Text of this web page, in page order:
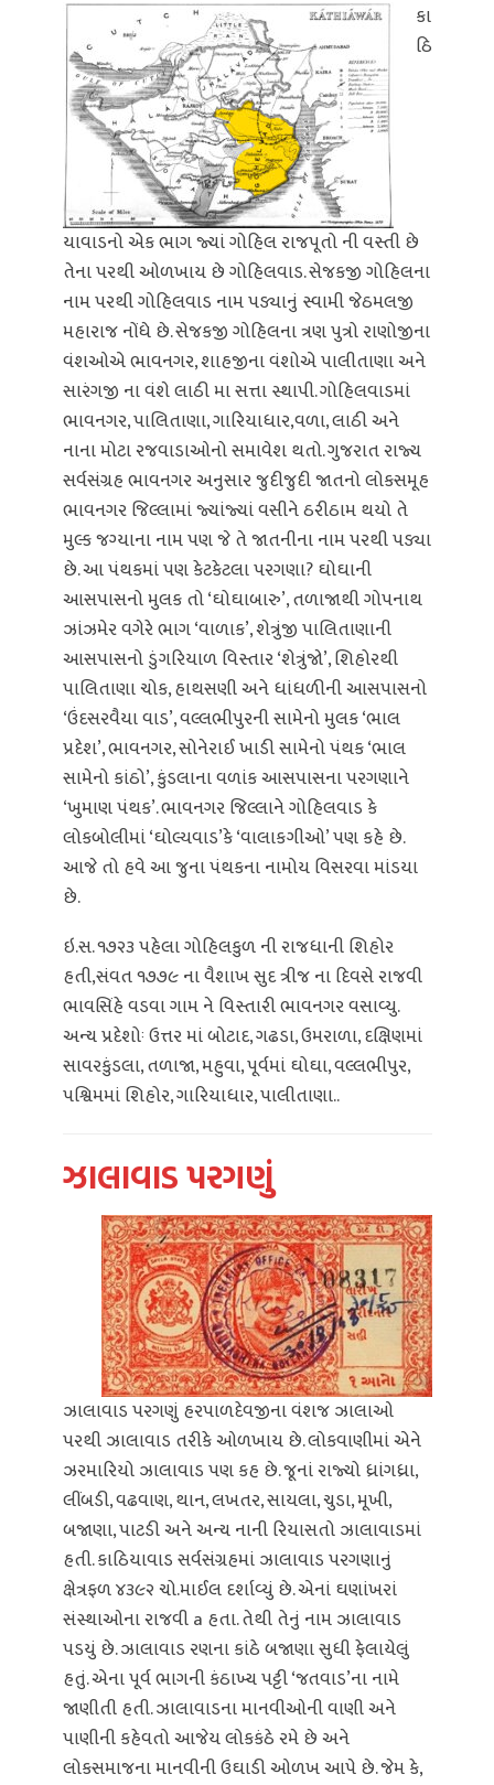
કા
ઠિ
યાવાડનો એક ભાગ જ્યાં ગોહિલ રાજપૂતો ની વસ્તી છે
તેના પરથી ઓળખાય છે ગોહિલવાડ. સેજકજી ગોહિલના
નામ પરથી ગોહિલવાડ નામ પડ્યાનું સ્વામી જેઠમલજી
મહારાજ નોંધે છે. સેજકજી ગોહિલના ત્રણ પુત્રો રાણોજીના
વંશઓએ ભાવનગર, શાહજીના વંશોએ પાલીતાણા અને
સારંગજી ના વંશે લાઠી મા સત્તા સ્થાપી. ગોહિલવાડમાં
ભાવનગર, પાલિતાણા, ગારિયાધાર,વળા, લાઠી અને
નાના મોટા રજવાડાઓનો સમાવેશ થતો. ગુજરાત રાજ્ય
સર્વસંગ્રહ ભાવનગર અનુસાર જુદીજુદી જાતનો લોકસમૂહ
ભાવનગર જિલ્લામાં જ્યાંજ્યાં વસીને ઠરીઠામ થયો તે
મુલ્ક જગ્યાના નામ પણ જે તે જાતનીના નામ પરથી પડ્યા
છે. આ પંથકમાં પણ કેટકેટલા પરગણા? ઘોઘાની
આસપાસનો મુલક તો ‘ઘોઘાબારુ’, તળાજાથી ગોપનાથ
ઝાંઝમેર વગેરે ભાગ ‘વાળાક’, શેત્રુંજી પાલિતાણાની
આસપાસનો ડુંગરિયાળ વિસ્તાર ‘શેત્રુંજો’, શિહોરથી
પાલિતાણા ચોક, હાથસણી અને ધાંધળીની આસપાસનો
‘ઉંદસરવૈયા વાડ’, વલ્લભીપુરની સામેનો મુલક ‘ભાલ
પ્રદેશ’, ભાવનગર, સોનેરાઈ ખાડી સામેનો પંથક ‘ભાલ
સામેનો કાંઠો’, કુંડલાના વળાંક આસપાસના પરગણાને
‘ખુમાણ પંથક’. ભાવનગર જિલ્લાને ગોહિલવાડ કે
લોકબોલીમાં ‘ઘોલ્યવાડ’કે ‘વાલાકગીઓ’ પણ કહે છે.
આજે તો હવે આ જુના પંથકના નામોય વિસરવા માંડયા
છે.
ઇ.સ. ૧૭૨૩ પહેલા ગોહિલકુળ ની રાજધાની શિહોર
હતી,સંવત ૧૭૭૯ ના વૈશાખ સુદ ત્રીજ ના દિવસે રાજવી
ભાવસિંહે વડવા ગામ ને વિસ્તારી ભાવનગર વસાવ્યુ.
અન્ય પ્રદેશોઃ ઉત્તર માં બોટાદ, ગઢડા, ઉમરાળા, દક્ષિણમાં
સાવરકુંડલા, તળાજા, મહુવા, પૂર્વમાં ઘોઘા, વલ્લભીપુર,
પશ્વિમમાં શિહોર, ગારિયાધાર, પાલીતાણા..
ઝાલાવાડ પરગણું
ઝાલાવાડ પરગણું હરપાળદેવજીના વંશજ ઝાલાઓ
પરથી ઝાલાવાડ તરીકે ઓળખાય છે. લોકવાણીમાં એને
ઝરમારિયો ઝાલાવાડ પણ કહ છે. જૂનાં રાજ્યો ધ્રાંગધ્રા,
લીંબડી, વઢવાણ, થાન, લખતર, સાયલા, ચુડા, મૂખી,
બજાણા, પાટડી અને અન્ય નાની રિયાસતો ઝાલાવાડમાં
હતી. કાઠિયાવાડ સર્વસંગ્રહમાં ઝાલાવાડ પરગણાનું
ક્ષેત્રફળ ૪૩૯૨ ચો.માઈલ દર્શાવ્યું છે. એનાં ઘણાંખરાં
સંસ્થાઓના રાજવી a હતા. તેથી તેનું નામ ઝાલાવાડ
પડયું છે. ઝાલાવાડ રણના કાંઠે બજાણા સુધી ફેલાયેલું
હતું. એના પૂર્વ ભાગની કંઠાખ્ય પટ્ટી ‘જતવાડ’ના નામે
જાણીતી હતી. ઝાલાવાડના માનવીઓની વાણી અને
પાણીની કહેવતો આજેય લોકકંઠે રમે છે અને
લોકસમાજના માનવીની ઉઘાડી ઓળખ આપે છે. જેમ કે,